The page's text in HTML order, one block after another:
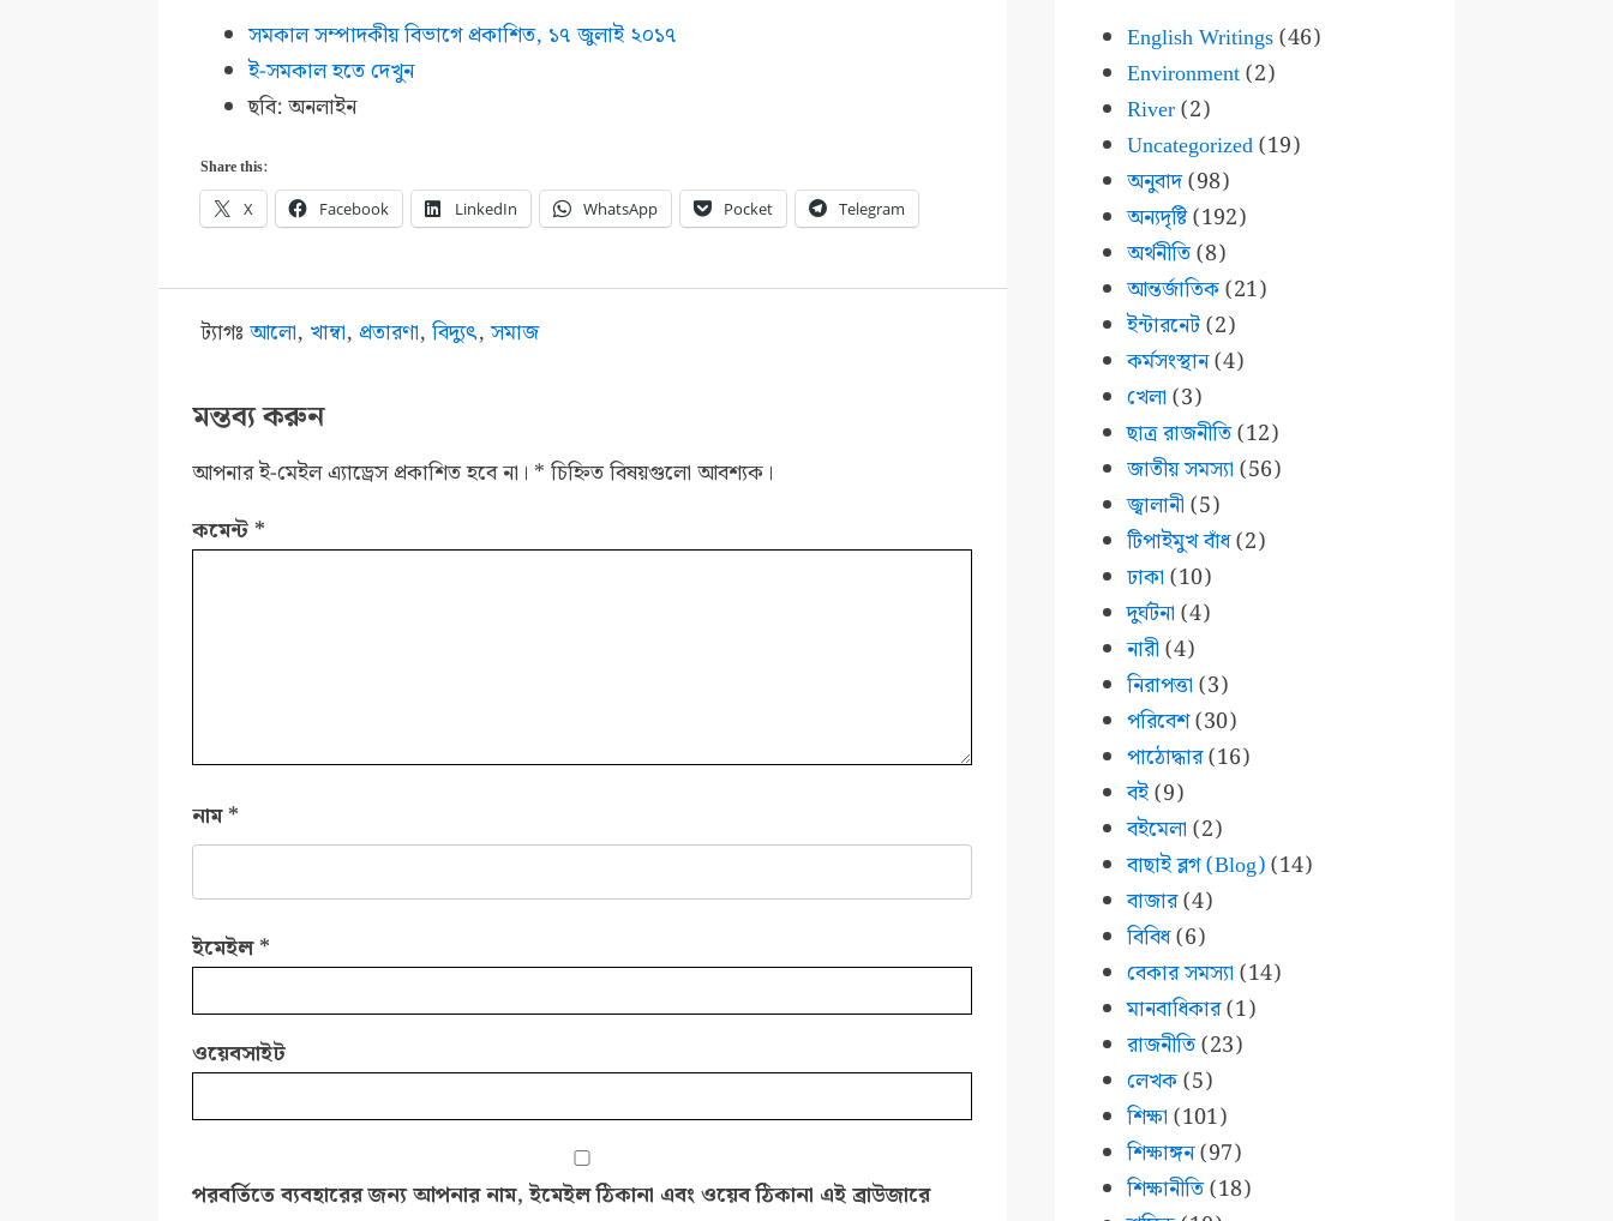
সমকাল সম্পাদকীয় বিভাগে প্রকাশিত, ১৭ জুলাই ২০১৭
ই-সমকাল হতে দেখুন
ছবি: অনলাইন
Share this:
X Facebook LinkedIn WhatsApp Pocket Telegram
ট্যাগঃআলো, খাম্বা,প্রতারণা,বিদ‌্যুৎ,সমাজ
মন্তব্য করুন
আপনার ই-মেইল এ্যাড্রেস প্রকাশিত হবে না। * চিহ্নিত বিষয়গুলো আবশ্যক।
কমেন্ট *
নাম*
ইমেইল*
ওয়েবসাইট
পরবর্তিতে ব্যবহারের জন্য আপনার নাম, ইমেইল ঠিকানা এবং ওয়েব ঠিকানা এই ব্রাউজারে
English Writings(46)
Environment(2)
River(2)
Uncategorized(19)
অনুবাদ(98)
অন্যদৃষ্টি(192)
অর্থনীতি(8)
আন্তর্জাতিক(21)
ইন্টারনেট(2)
কর্মসংস্থান(4)
খেলা (3)
ছাত্র রাজনীতি(12)
জাতীয় সমস্যা (56)
জ্বালানী (5)
টিপাইমুখ বাঁধ(2)
ঢাকা (10)
দুর্ঘটনা (4)
নারী (4)
নিরাপত্তা (3)
পরিবেশ(30)
পাঠোদ্ধার(16)
বই(9)
বইমেলা (2)
বাছাই ব্লগ (Blog)(14)
বাজার(4)
বিবিধ(6)
বেকার সমস্যা (14)
মানবাধিকার(1)
রাজনীতি(23)
লেখক(5)
শিক্ষা (101)
শিক্ষাঙ্গন(97)
শিক্ষানীতি(18)